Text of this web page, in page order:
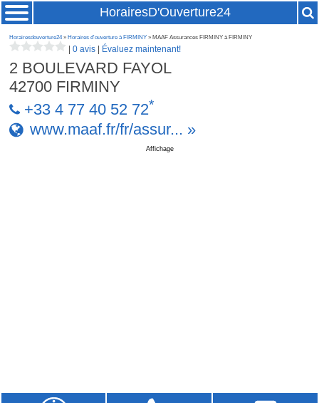
HorairesD'Ouverture24
Horairesdouverture24» Horaires d'ouverture à FIRMINY » MAAF Assurances FIRMINY à FIRMINY
|0 avis Évaluez maintenant!
2 BOULEVARD FAYOL
42700 FIRMINY
+33 4 77 40 52 72*
www.maaf.fr/fr/assur... »
Affichage